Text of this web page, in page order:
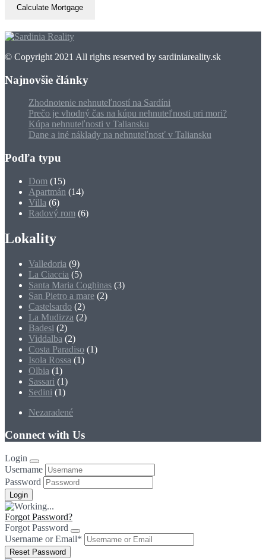
© Copyright 2021 All rights reserved by sardiniareality.sk
Najnovšie články
Zhodnotenie nehnuteľností na Sardíni
Prečo je vhodný čas na kúpu nehnuteľnosti pri mori?
Kúpa nehnuteľnosti v Taliansku
Dane a iné náklady na nehnuteľnosť v Taliansku
Podľa typu
Dom (15)
Apartmán (14)
Villa (6)
Radový rom (6)
Lokality
Valledoria (9)
La Ciaccia (5)
Santa Maria Coghinas (3)
San Pietro a mare (2)
Castelsardo (2)
La Mudizza (2)
Badesi (2)
Viddalba (2)
Costa Paradiso (1)
Isola Rossa (1)
Olbia (1)
Sassari (1)
Sedini (1)
Nezaradené
Connect with Us
Login
Username
Password
Forgot Password?
Forgot Password
Username or Email*